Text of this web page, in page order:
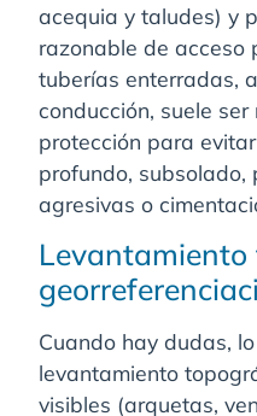
acequia y taludes) y
razonable de acceso
tuberías enterradas,
conducción, suele
protección para
profundo, subsolado,
agresivas o
Cuando hay dudas,
levantamiento
visibles (arquetas,